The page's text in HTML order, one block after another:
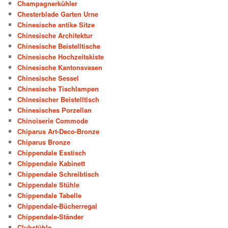
Champagnerkühler
Chesterblade Garten Urne
Chinesische antike Sitze
Chinesische Architektur
Chinesische Beistelltische
Chinesische Hochzeitskiste
Chinesische Kantonsvasen
Chinesische Sessel
Chinesische Tischlampen
Chinesischer Beistelltisch
Chinesisches Porzellan
Chinoiserie Commode
Chiparus Art-Deco-Bronze
Chiparus Bronze
Chippendale Esstisch
Chippendale Kabinett
Chippendale Schreibtisch
Chippendale Stühle
Chippendale Tabelle
Chippendale-Bücherregal
Chippendale-Ständer